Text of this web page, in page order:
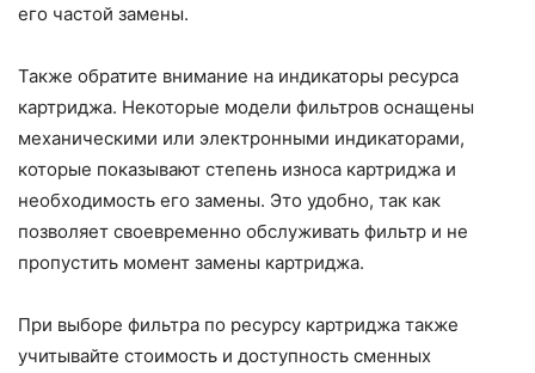
его частой замены.
Также обратите внимание на индикаторы ресурса
картриджа. Некоторые модели фильтров оснащены
механическими или электронными индикаторами,
которые показывают степень износа картриджа и
необходимость его замены. Это удобно, так как
позволяет своевременно обслуживать фильтр и не
пропустить момент замены картриджа.
При выборе фильтра по ресурсу картриджа также
учитывайте стоимость и доступность сменных